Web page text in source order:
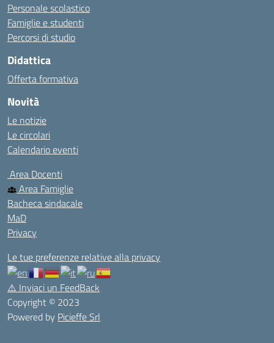
Personale scolastico
Famiglie e studenti
Percorsi di studio
Didattica
Offerta formativa
Novità
Le notizie
Le circolari
Calendario eventi
Area Docenti
Area Famiglie
Bacheca sindacale
MaD
Privacy
Le tue preferenze relative alla privacy
⚠️ Inviaci un FeedBack
Copyright © 2023
Powered by Picieffe Srl